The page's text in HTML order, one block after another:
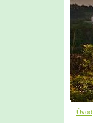
Úvod